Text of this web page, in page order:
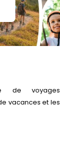
de voyages
vacances et les